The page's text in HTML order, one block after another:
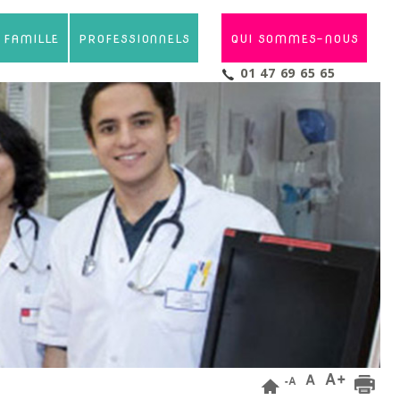
01 47 69 65 65
PROFESSIONNELS QUI SOMMES-NOUS